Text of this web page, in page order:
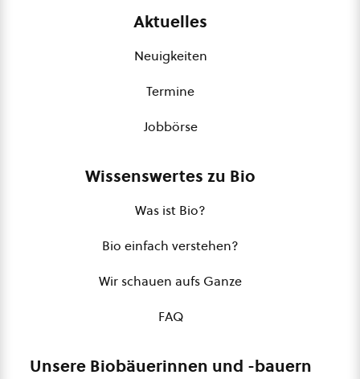
Aktuelles
Neuigkeiten
Termine
Jobbörse
Wissenswertes zu Bio
Was ist Bio?
Bio einfach verstehen?
Wir schauen aufs Ganze
FAQ
Unsere Biobäuerinnen und -bauern